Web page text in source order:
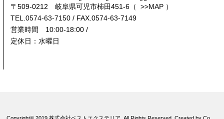
〒509-0212 岐阜県可児市柿田451-6（ >>MAP ）
TEL.0574-63-7150 / FAX.0574-63-7149
営業時間 10:00-18:00 /
定休日：水曜日